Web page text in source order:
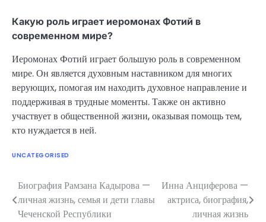
Какую роль играет иеромонах Фотий в
современном мире?
Иеромонах Фотий играет большую роль в современном
мире. Он является духовным наставником для многих
верующих, помогая им находить духовное направление и
поддерживая в трудные моменты. Также он активно
участвует в общественной жизни, оказывая помощь тем,
кто нуждается в ней.
UNCATEGORISED
Навигация
по
Биография Рамзана Кадырова —
личная жизнь, семья и дети главы
Чеченской Республики
Инна Анциферова —
актриса, биография,
личная жизнь